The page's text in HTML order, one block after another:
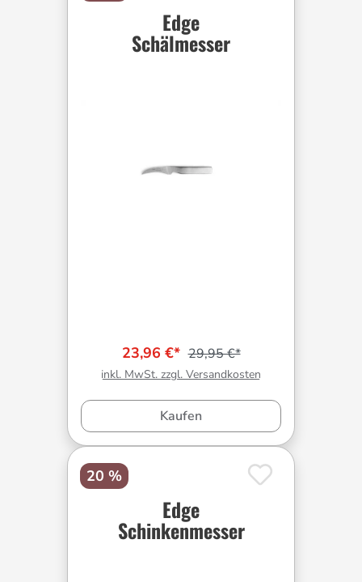
Edge
Schälmesser
23,96 €* 29,95 €*
inkl. MwSt. zzgl. Versandkosten
Kaufen
20 %
Edge
Schinkenmesser